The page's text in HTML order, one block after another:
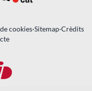
cookies·Sitemap·Crèdits